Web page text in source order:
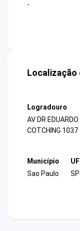
-
Localização
Logradouro
AV DR EDUARDO
COTCHING 1037
Município
Sao Paulo
UF
SP